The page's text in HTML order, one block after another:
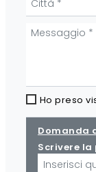
Ho preso
Domanda
Scrivere